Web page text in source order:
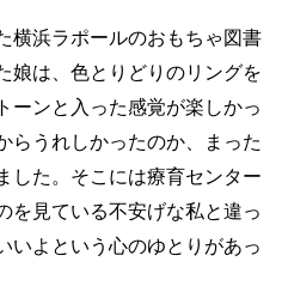
横浜ラポールのおもちゃ図書
娘は、色とりどりのリングを
ーンと入った感覚が楽しかっ
らうれしかったのか、まった
した。そこには療育センター
を見ている不安げな私と違っ
いよという心のゆとりがあっ